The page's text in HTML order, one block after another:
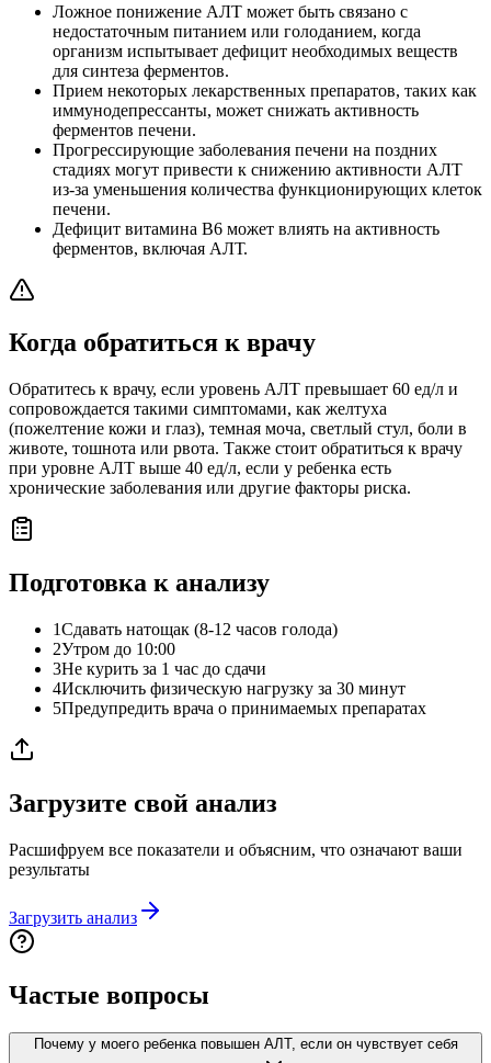
Ложное понижение АЛТ может быть связано с
недостаточным питанием или голоданием, когда
организм испытывает дефицит необходимых веществ
для синтеза ферментов.
Прием некоторых лекарственных препаратов, таких как
иммунодепрессанты, может снижать активность
ферментов печени.
Прогрессирующие заболевания печени на поздних
стадиях могут привести к снижению активности АЛТ
из-за уменьшения количества функционирующих клеток
печени.
Дефицит витамина B6 может влиять на активность
ферментов, включая АЛТ.
Когда обратиться к врачу
Обратитесь к врачу, если уровень АЛТ превышает 60 ед/л и
сопровождается такими симптомами, как желтуха
(пожелтение кожи и глаз), темная моча, светлый стул, боли в
животе, тошнота или рвота. Также стоит обратиться к врачу
при уровне АЛТ выше 40 ед/л, если у ребенка есть
хронические заболевания или другие факторы риска.
Подготовка к анализу
1Сдавать натощак (8-12 часов голода)
2Утром до 10:00
3Не курить за 1 час до сдачи
4Исключить физическую нагрузку за 30 минут
5Предупредить врача о принимаемых препаратах
Загрузите свой анализ
Расшифруем все показатели и объясним, что означают ваши
результаты
Загрузить анализ
Частые вопросы
Почему у моего ребенка повышен АЛТ, если он чувствует себя